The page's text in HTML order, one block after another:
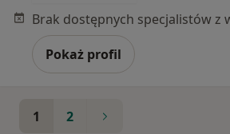
Pokaż profil
1 2